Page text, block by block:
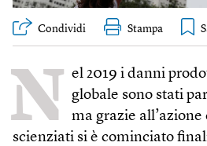
Condividi Stampa
N el 2019 i danni
globale sono stati
ma grazie
scienziati si è cominciato